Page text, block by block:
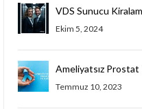
VDS Sunucu
Ekim 5, 2024
Ameliyatsız Prostat
Temmuz 10, 2023